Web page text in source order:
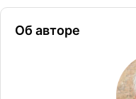
Об авторе